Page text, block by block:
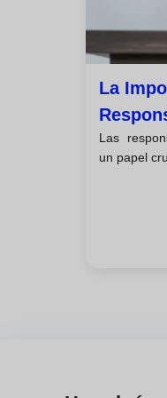
La
Para
Las
un papel